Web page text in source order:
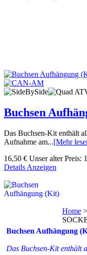
Buchsen
Das Buchsen-Kit enthält
Aufnahme am...[Mehr
16,50 € Unser alter Preis:
Details Anzeigen
Buchsen Aufhängung
Das Buchsen-Kit enthält
Home >